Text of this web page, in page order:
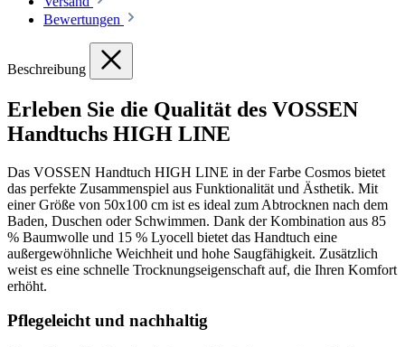
Bewertungen
Beschreibung
Erleben Sie die Qualität des VOSSEN
Handtuchs HIGH LINE
Das VOSSEN Handtuch HIGH LINE in der Farbe Cosmos bietet
das perfekte Zusammenspiel aus Funktionalität und Ästhetik. Mit
einer Größe von 50x100 cm ist es ideal zum Abtrocknen nach dem
Baden, Duschen oder Schwimmen. Dank der Kombination aus 85
% Baumwolle und 15 % Lyocell bietet das Handtuch eine
außergewöhnliche Weichheit und hohe Saugfähigkeit. Zusätzlich
weist es eine schnelle Trocknungseigenschaft auf, die Ihren Komfort
erhöht.
Pflegeleicht und nachhaltig